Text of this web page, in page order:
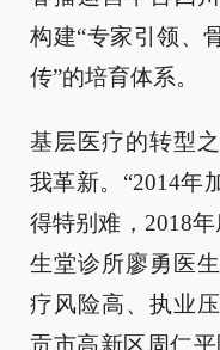
构建“专家引领、
传”的培育体系。
基层医疗的转型
我革新。“2014年
得特别难，2018
生堂诊所廖勇医
疗风险高、执业
贡市高新区周仁